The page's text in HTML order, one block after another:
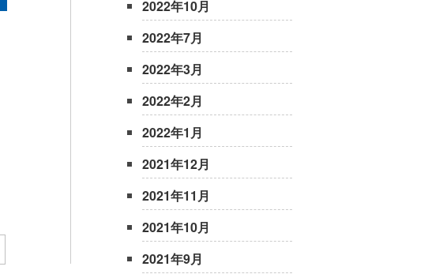
2022年10月
2022年7月
2022年3月
2022年2月
2022年1月
2021年12月
2021年11月
2021年10月
2021年9月